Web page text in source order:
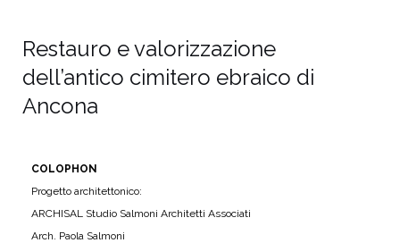
Restauro e valorizzazione
dell’antico cimitero ebraico di
Ancona
COLOPHON
Progetto architettonico:
ARCHISAL Studio Salmoni Architetti Associati
Arch. Paola Salmoni